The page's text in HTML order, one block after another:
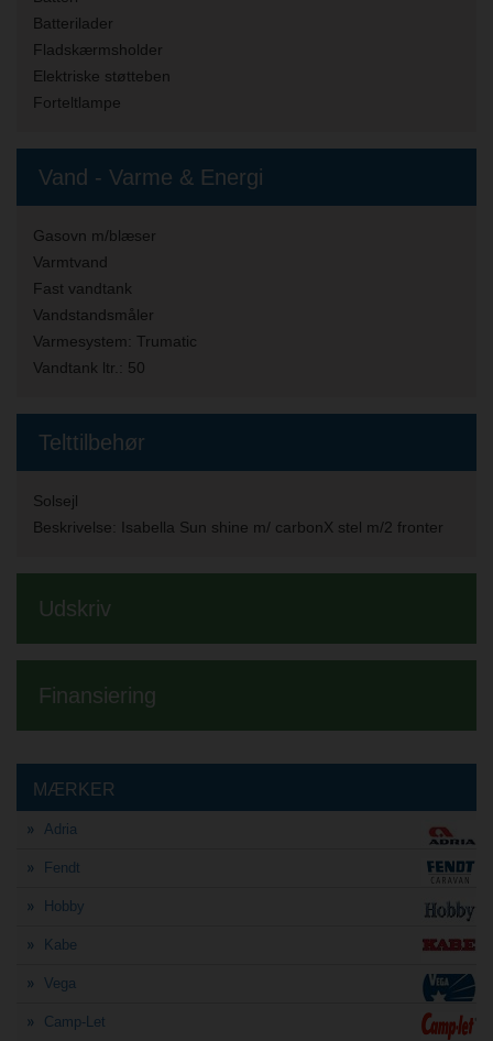
Batterilader
Fladskærmsholder
Elektriske støtteben
Forteltlampe
Vand - Varme & Energi
Gasovn m/blæser
Varmtvand
Fast vandtank
Vandstandsmåler
Varmesystem: Trumatic
Vandtank ltr.: 50
Telttilbehør
Solsejl
Beskrivelse:
Isabella Sun shine m/ carbonX stel m/2 fronter
Udskriv
Finansiering
MÆRKER
Adria
Fendt
Hobby
Kabe
Vega
Camp-Let